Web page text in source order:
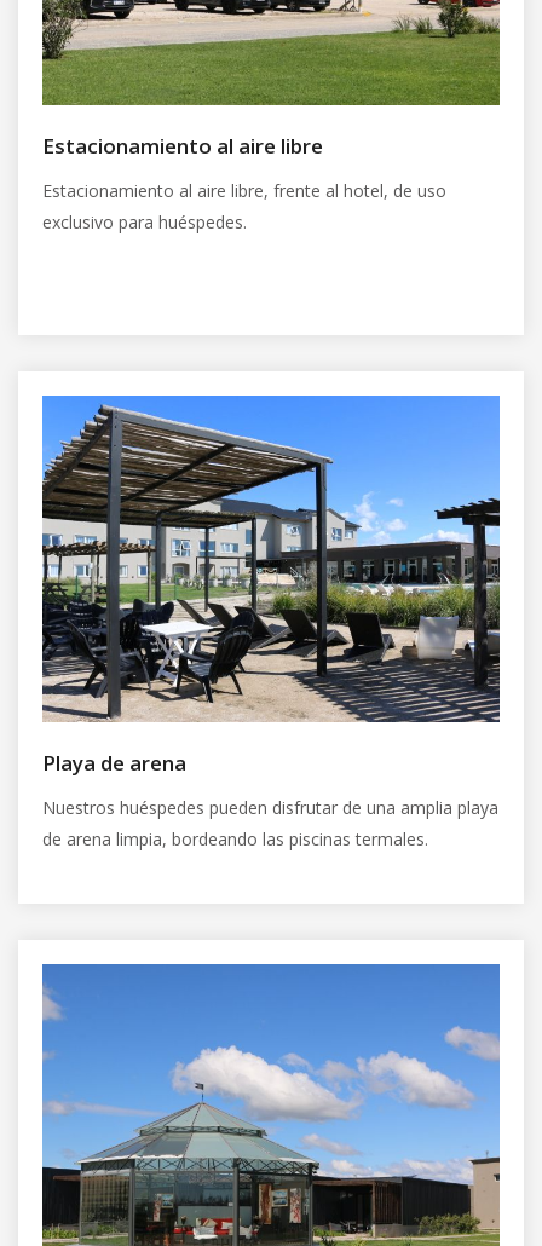
Estacionamiento al aire libre
Estacionamiento al aire libre, frente al hotel, de uso
exclusivo para huéspedes.
Playa de arena
Nuestros huéspedes pueden disfrutar de una amplia playa
de arena limpia, bordeando las piscinas termales.